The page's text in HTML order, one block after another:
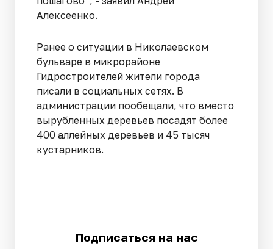
Алексеенко.
Ранее о ситуации в Николаевском
бульваре в микрорайоне
Гидростроителей жители города
писали в социальных сетях. В
администрации пообещали, что вместо
вырубленных деревьев посадят более
400 аллейных деревьев и 45 тысяч
кустарников.
Подписаться на нас